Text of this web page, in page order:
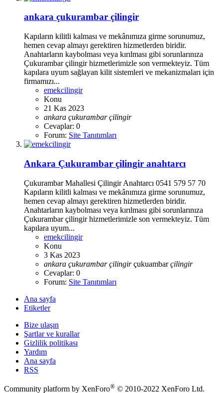
ankara çukurambar çilingir
Kapıların kilitli kalması ve mekânımıza girme sorunumuz,
hemen cevap almayı gerektiren hizmetlerden biridir.
Anahtarların kaybolması veya kırılması gibi sorunlarınıza
Çukurambar çilingir hizmetlerimizle son vermekteyiz. Tüm
kapılara uyum sağlayan kilit sistemleri ve mekanizmaları için
firmamızı...
emekcilingir
Konu
21 Kas 2023
ankara çukurambar çilingir
Cevaplar: 0
Forum: Site Tanıtımları
Ankara Çukurambar çilingir anahtarcı
Çukurambar Mahallesi Çilingir Anahtarcı 0541 579 57 70
Kapıların kilitli kalması ve mekânımıza girme sorunumuz,
hemen cevap almayı gerektiren hizmetlerden biridir.
Anahtarların kaybolması veya kırılması gibi sorunlarınıza
Çukurambar çilingir hizmetlerimizle son vermekteyiz. Tüm
kapılara uyum...
emekcilingir
Konu
3 Kas 2023
ankara çukurambar çilingir çukuambarçilingir
Cevaplar: 0
Forum: Site Tanıtımları
Ana sayfa
Etiketler
Bize ulaşın
Şartlar ve kurallar
Gizlilik politikası
Yardım
Ana sayfa
RSS
Community platform by XenForo® © 2010-2022 XenForo Ltd.